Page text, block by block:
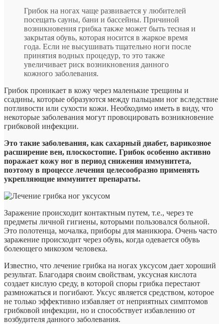
Грибок на ногах чаще развивается у любителей
посещать сауны, бани и бассейны. Причиной
возникновения грибка также может быть тесная и
закрытая обувь, которая носится в жаркое время
года. Если не высушивать тщательно ноги после
принятия водных процедур, то это также
увеличивает риск возникновения данного
кожного заболевания.
Грибок проникает в кожу через маленькие трещины и
ссадины, которые образуются между пальцами ног вследствие
потливости или сухости кожи. Необходимо иметь в виду, что
некоторые заболевания могут провоцировать возникновение
грибковой инфекции.
Это такие заболевания, как сахарный диабет, варикозное
расширение вен, плоскостопие. Грибок особенно активно
поражает кожу ног в период снижения иммунитета,
поэтому в процессе лечения целесообразно применять
укрепляющие иммунитет препараты.
Заражение происходит контактным путем, т.е., через те
предметы личной гигиены, которыми пользовался больной.
Это полотенца, мочалка, приборы для маникюра. Очень часто
заражение происходит через обувь, когда одевается обувь
болеющего микозом человека.
Известно, что лечение грибка на ногах уксусом дает хороший
результат. Благодаря своим свойствам, уксусная кислота
создает кислую среду, в которой споры грибка перестают
размножаться и погибают. Уксус является средством, которое
не только эффективно избавляет от неприятных симптомов
грибковой инфекции, но и способствует избавлению от
возбудителя данного заболевания.